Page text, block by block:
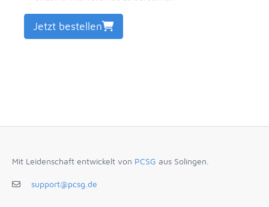
Jetzt bestellen
Mit Leidenschaft entwickelt von PCSG aus Solingen.
support@pcsg.de